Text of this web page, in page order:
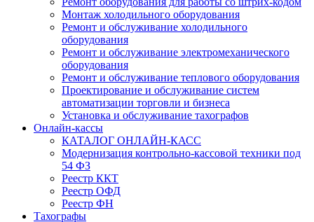
Монтаж холодильного оборудования
Ремонт и обслуживание холодильного
оборудования
Ремонт и обслуживание электромеханического
оборудования
Ремонт и обслуживание теплового оборудования
Проектирование и обслуживание систем
автоматизации торговли и бизнеса
Установка и обслуживание тахографов
Онлайн-кассы
КАТАЛОГ ОНЛАЙН-КАСС
Модернизация контрольно-кассовой техники под
54 ФЗ
Реестр ККТ
Реестр ОФД
Реестр ФН
Тахографы